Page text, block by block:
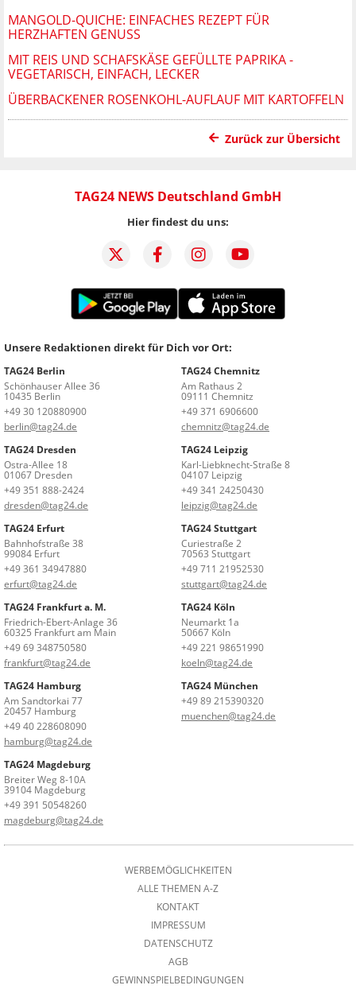
MANGOLD-QUICHE: EINFACHES REZEPT FÜR
HERZHAFTEN GENUSS
MIT REIS UND SCHAFSKÄSE GEFÜLLTE PAPRIKA -
VEGETARISCH, EINFACH, LECKER
ÜBERBACKENER ROSENKOHL-AUFLAUF MIT KARTOFFELN
Zurück zur Übersicht
TAG24 NEWS Deutschland GmbH
Hier findest du uns:
Unsere Redaktionen direkt für Dich vor Ort:
TAG24 Berlin
Schönhauser Allee 36
10435 Berlin
+49 30 120880900
berlin@tag24.de
TAG24 Chemnitz
Am Rathaus 2
09111 Chemnitz
+49 371 6906600
chemnitz@tag24.de
TAG24 Dresden
Ostra-Allee 18
01067 Dresden
+49 351 888-2424
dresden@tag24.de
TAG24 Leipzig
Karl-Liebknecht-Straße 8
04107 Leipzig
+49 341 24250430
leipzig@tag24.de
TAG24 Erfurt
Bahnhofstraße 38
99084 Erfurt
+49 361 34947880
erfurt@tag24.de
TAG24 Stuttgart
Curiestraße 2
70563 Stuttgart
+49 711 21952530
stuttgart@tag24.de
TAG24 Frankfurt a. M.
Friedrich-Ebert-Anlage 36
60325 Frankfurt am Main
+49 69 348750580
frankfurt@tag24.de
TAG24 Köln
Neumarkt 1a
50667 Köln
+49 221 98651990
koeln@tag24.de
TAG24 Hamburg
Am Sandtorkai 77
20457 Hamburg
+49 40 228608090
hamburg@tag24.de
TAG24 München
+49 89 215390320
muenchen@tag24.de
TAG24 Magdeburg
Breiter Weg 8-10A
39104 Magdeburg
+49 391 50548260
magdeburg@tag24.de
WERBEMÖGLICHKEITEN
ALLE THEMEN A-Z
KONTAKT
IMPRESSUM
DATENSCHUTZ
AGB
GEWINNSPIELBEDINGUNGEN